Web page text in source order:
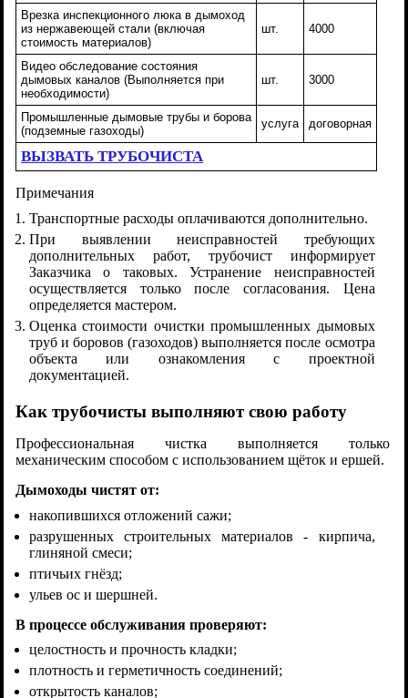
Врезка инспекционного люка в дымоход
из нержавеющей стали (включая
стоимость материалов)
шт. 4000
Видео обследование состояния
дымовых каналов (Выполняется при
необходимости)
шт. 3000
Промышленные дымовые трубы и борова
(подземные газоходы)
услуга договорная
ВЫЗВАТЬ ТРУБОЧИСТА
Примечания
Транспортные расходы оплачиваются дополнительно.
При выявлении неисправностей требующих
дополнительных работ, трубочист информирует
Заказчика о таковых. Устранение неисправностей
осуществляется только после согласования. Цена
определяется мастером.
Оценка стоимости очистки промышленных дымовых
труб и боровов (газоходов) выполняется после осмотра
объекта или ознакомления с проектной
документацией.
Как трубочисты выполняют свою работу
Профессиональная чистка выполняется только
механическим способом с использованием щёток и ершей.
Дымоходы чистят от:
накопившихся отложений сажи;
разрушенных строительных материалов - кирпича,
глиняной смеси;
птичьих гнёзд;
ульев ос и шершней.
В процессе обслуживания проверяют:
целостность и прочность кладки;
плотность и герметичность соединений;
открытость каналов;